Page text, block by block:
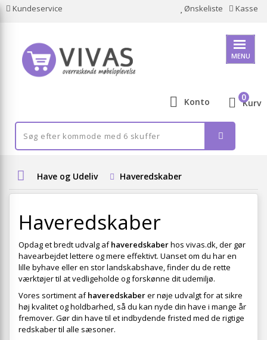
Kundeservice Ønskeliste Kasse
MENU
Konto Kurv
0
Have og Udeliv Haveredskaber
Haveredskaber
Opdag et bredt udvalg afhaveredskaberhos vivas.dk, der gør
havearbejdet lettere og mere effektivt. Uanset om du har en
lille byhave eller en stor landskabshave, finder du de rette
værktøjer til at vedligeholde og forskønne dit udemiljø.
Vores sortiment afhaveredskaberer nøje udvalgt for at sikre
høj kvalitet og holdbarhed, så du kan nyde din have i mange år
fremover. Gør din have til et indbydende fristed med de rigtige
redskaber til alle sæsoner.